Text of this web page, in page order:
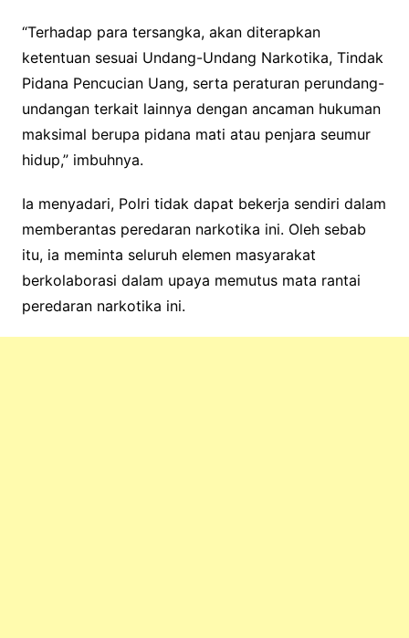
“Terhadap para tersangka, akan diterapkan
ketentuan sesuai Undang-Undang Narkotika, Tindak
Pidana Pencucian Uang, serta peraturan perundang-
undangan terkait lainnya dengan ancaman hukuman
maksimal berupa pidana mati atau penjara seumur
hidup,” imbuhnya.
Ia menyadari, Polri tidak dapat bekerja sendiri dalam
memberantas peredaran narkotika ini. Oleh sebab
itu, ia meminta seluruh elemen masyarakat
berkolaborasi dalam upaya memutus mata rantai
peredaran narkotika ini.